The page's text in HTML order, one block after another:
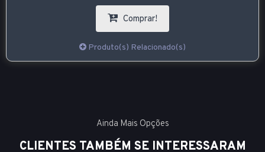
Comprar!
Produto(s) Relacionado(s)
Ainda Mais Opções
CLIENTES TAMBÉM SE INTERESSARAM